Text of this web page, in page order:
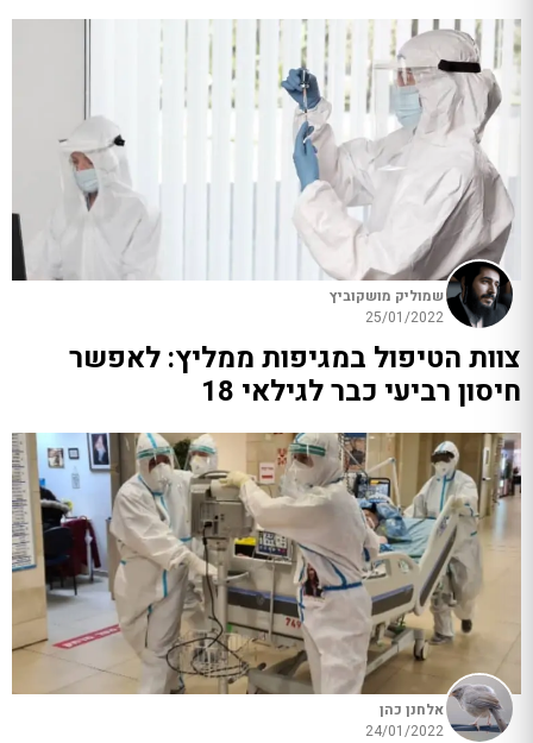
שמוליק מושקוביץ
25/01/2022
צוות הטיפול במגיפות ממליץ: לאפשר
חיסון רביעי כבר לגילאי 18
אלחנן כהן
24/01/2022